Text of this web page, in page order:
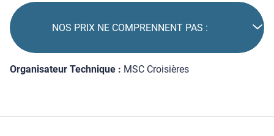
NOS PRIX NE COMPRENNENT PAS :
Organisateur Technique : MSC Croisières